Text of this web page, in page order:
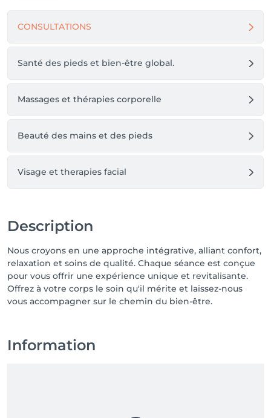
CONSULTATIONS
Santé des pieds et bien-être global.
Massages et thérapies corporelle
Beauté des mains et des pieds
Visage et therapies facial
Description
Nous croyons en une approche intégrative, alliant confort,
relaxation et soins de qualité. Chaque séance est conçue
pour vous offrir une expérience unique et revitalisante.
Offrez à votre corps le soin qu'il mérite et laissez-nous
vous accompagner sur le chemin du bien-être.
Information